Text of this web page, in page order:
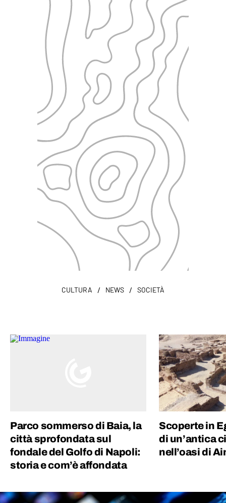
CULTURA / NEWS / SOCIETÀ
Parco sommerso di Baia, la
città sprofondata sul
fondale del Golfo di Napoli:
storia e com’è affondata
Scoperte in
di un’antica
nell’oasi di